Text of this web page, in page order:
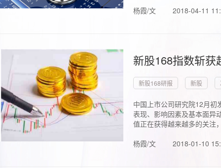
杨霞/文 2018-04-11
新股168指数斩
新股168研报 新股
中国上市公司研究院12月初
表现、影响因素及基本面异
值正在获得越来越多的关注
杨霞/文
2018-01-10